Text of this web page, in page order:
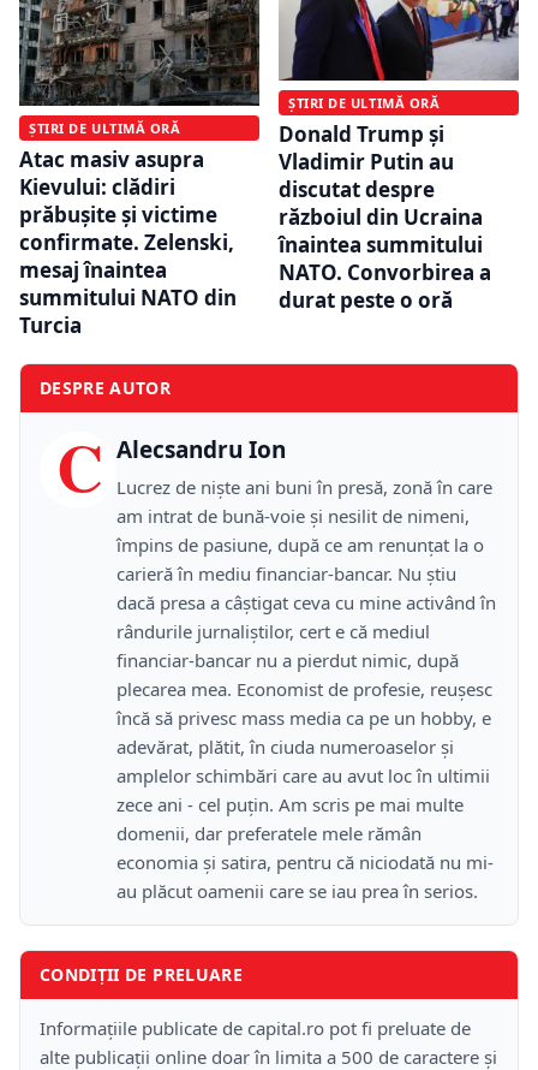
ȘTIRI DE ULTIMĂ ORĂ
Atac masiv asupra
Kievului: clădiri
prăbușite și victime
confirmate. Zelenski,
mesaj înaintea
summitului NATO din
Turcia
ȘTIRI DE ULTIMĂ ORĂ
Donald Trump și
Vladimir Putin au
discutat despre
războiul din Ucraina
înaintea summitului
NATO. Convorbirea a
durat peste o oră
DESPRE AUTOR
C Alecsandru Ion
Lucrez de niște ani buni în presă, zonă în care
am intrat de bună-voie și nesilit de nimeni,
împins de pasiune, după ce am renunțat la o
carieră în mediu financiar-bancar. Nu știu
dacă presa a câștigat ceva cu mine activând în
rândurile jurnaliștilor, cert e că mediul
financiar-bancar nu a pierdut nimic, după
plecarea mea. Economist de profesie, reușesc
încă să privesc mass media ca pe un hobby, e
adevărat, plătit, în ciuda numeroaselor și
amplelor schimbări care au avut loc în ultimii
zece ani - cel puțin. Am scris pe mai multe
domenii, dar preferatele mele rămân
economia și satira, pentru că niciodată nu mi-
au plăcut oamenii care se iau prea în serios.
CONDIȚII DE PRELUARE
Informațiile publicate de capital.ro pot fi preluate de
alte publicații online doar în limita a 500 de caractere și